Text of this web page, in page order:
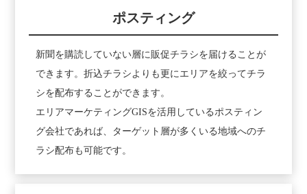
ポスティング
新聞を購読していない層に販促チラシを届けることが
できます。折込チラシよりも更にエリアを絞ってチラ
シを配布することができます。
エリアマーケティングGISを活用しているポスティン
グ会社であれば、ターゲット層が多くいる地域へのチ
ラシ配布も可能です。